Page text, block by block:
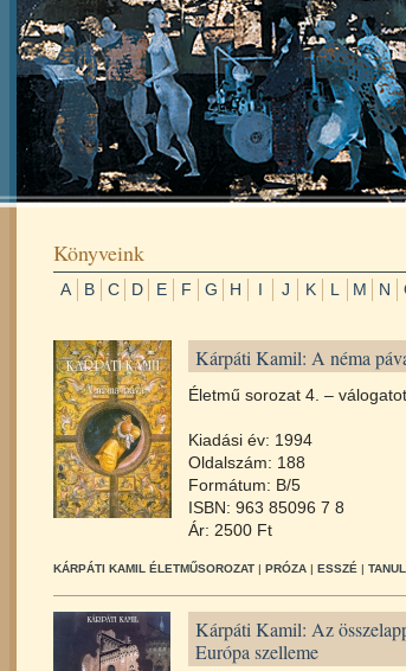
Könyveink
A B C D E F G H I J K L M N
Kárpáti Kamil: A néma
Életmű sorozat 4. –
Kiadási év: 1994
Oldalszám: 188
Formátum: B/5
ISBN: 963 85096 7 8
Ár: 2500 Ft
KÁRPÁTI KAMIL ÉLETMŰSOROZAT | PRÓZA | ESSZÉ |
Kárpáti Kamil: Az
Európa szelleme